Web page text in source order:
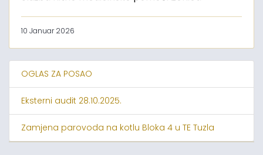
10 Januar 2026
OGLAS ZA POSAO
Eksterni audit 28.10.2025.
Zamjena parovoda na kotlu Bloka 4 u TE Tuzla